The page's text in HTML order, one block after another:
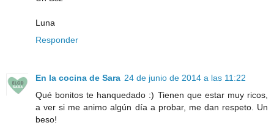
Luna
Responder
En la cocina de Sara 24 de junio de 2014 a las 11:22
Qué bonitos te hanquedado :) Tienen que estar muy ricos,
a ver si me animo algún día a probar, me dan respeto. Un
beso!